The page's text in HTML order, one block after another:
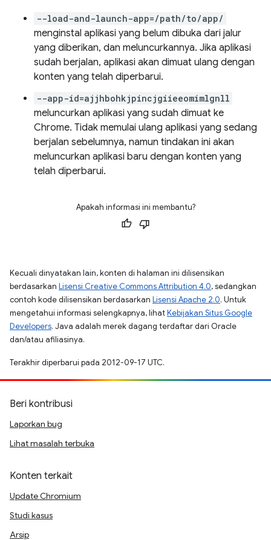
--load-and-launch-app=/path/to/app/
menginstal aplikasi yang belum dibuka dari jalur
yang diberikan, dan meluncurkannya. Jika aplikasi
sudah berjalan, aplikasi akan dimuat ulang dengan
konten yang telah diperbarui.
--app-id=ajjhbohkjpincjgiieeomimlgnll
meluncurkan aplikasi yang sudah dimuat ke
Chrome. Tidak memulai ulang aplikasi yang sedang
berjalan sebelumnya, namun tindakan ini akan
meluncurkan aplikasi baru dengan konten yang
telah diperbarui.
Apakah informasi ini membantu?
Kecuali dinyatakan lain, konten di halaman ini dilisensikan
berdasarkan Lisensi Creative Commons Attribution 4.0, sedangkan
contoh kode dilisensikan berdasarkan Lisensi Apache 2.0. Untuk
mengetahui informasi selengkapnya, lihatKebijakan Situs Google
Developers. Java adalah merek dagang terdaftar dari Oracle
dan/atau afiliasinya.
Terakhir diperbarui pada 2012-09-17 UTC.
Beri kontribusi
Laporkan bug
Lihat masalah terbuka
Konten terkait
Update Chromium
Studi kasus
Arsip